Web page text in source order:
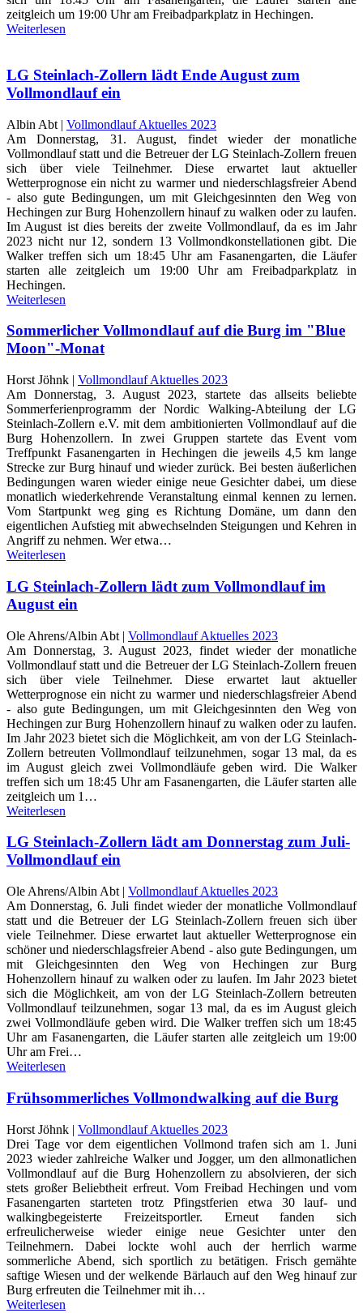
zeitgleich um 19:00 Uhr am Freibadparkplatz in Hechingen.
Weiterlesen
LG Steinlach-Zollern lädt Ende August zum
Vollmondlauf ein
Albin Abt | Vollmondlauf Aktuelles 2023
Am Donnerstag, 31. August, findet wieder der monatliche
Vollmondlauf statt und die Betreuer der LG Steinlach-Zollern freuen
sich über viele Teilnehmer. Diese erwartet laut aktueller
Wetterprognose ein nicht zu warmer und niederschlagsfreier Abend
- also gute Bedingungen, um mit Gleichgesinnten den Weg von
Hechingen zur Burg Hohenzollern hinauf zu walken oder zu laufen.
Im August ist dies bereits der zweite Vollmondlauf, da es im Jahr
2023 nicht nur 12, sondern 13 Vollmondkonstellationen gibt. Die
Walker treffen sich um 18:45 Uhr am Fasanengarten, die Läufer
starten alle zeitgleich um 19:00 Uhr am Freibadparkplatz in
Hechingen.
Weiterlesen
Sommerlicher Vollmondlauf auf die Burg im "Blue
Moon"-Monat
Horst Jöhnk | Vollmondlauf Aktuelles 2023
Am Donnerstag, 3. August 2023, startete das allseits beliebte
Sommerferienprogramm der Nordic Walking-Abteilung der LG
Steinlach-Zollern e.V. mit dem ambitionierten Vollmondlauf auf die
Burg Hohenzollern. In zwei Gruppen startete das Event vom
Treffpunkt Fasanengarten in Hechingen die jeweils 4,5 km lange
Strecke zur Burg hinauf und wieder zurück. Bei besten äußerlichen
Bedingungen waren wieder einige neue Gesichter dabei, um diese
monatlich wiederkehrende Veranstaltung einmal kennen zu lernen.
Vom Startpunkt weg ging es Richtung Domäne, um dann den
eigentlichen Aufstieg mit abwechselnden Steigungen und Kehren in
Angriff zu nehmen. Wer etwa…
Weiterlesen
LG Steinlach-Zollern lädt zum Vollmondlauf im
August ein
Ole Ahrens/Albin Abt | Vollmondlauf Aktuelles 2023
Am Donnerstag, 3. August 2023, findet wieder der monatliche
Vollmondlauf statt und die Betreuer der LG Steinlach-Zollern freuen
sich über viele Teilnehmer. Diese erwartet laut aktueller
Wetterprognose ein nicht zu warmer und niederschlagsfreier Abend
- also gute Bedingungen, um mit Gleichgesinnten den Weg von
Hechingen zur Burg Hohenzollern hinauf zu walken oder zu laufen.
Im Jahr 2023 bietet sich die Möglichkeit, am von der LG Steinlach-
Zollern betreuten Vollmondlauf teilzunehmen, sogar 13 mal, da es
im August gleich zwei Vollmondläufe geben wird. Die Walker
treffen sich um 18:45 Uhr am Fasanengarten, die Läufer starten alle
zeitgleich um 1…
Weiterlesen
LG Steinlach-Zollern lädt am Donnerstag zum Juli-
Vollmondlauf ein
Ole Ahrens/Albin Abt | Vollmondlauf Aktuelles 2023
Am Donnerstag, 6. Juli findet wieder der monatliche Vollmondlauf
statt und die Betreuer der LG Steinlach-Zollern freuen sich über
viele Teilnehmer. Diese erwartet laut aktueller Wetterprognose ein
schöner und niederschlagsfreier Abend - also gute Bedingungen, um
mit Gleichgesinnten den Weg von Hechingen zur Burg
Hohenzollern hinauf zu walken oder zu laufen. Im Jahr 2023 bietet
sich die Möglichkeit, am von der LG Steinlach-Zollern betreuten
Vollmondlauf teilzunehmen, sogar 13 mal, da es im August gleich
zwei Vollmondläufe geben wird. Die Walker treffen sich um 18:45
Uhr am Fasanengarten, die Läufer starten alle zeitgleich um 19:00
Uhr am Frei…
Weiterlesen
Frühsommerliches Vollmondwalking auf die Burg
Horst Jöhnk | Vollmondlauf Aktuelles 2023
Drei Tage vor dem eigentlichen Vollmond trafen sich am 1. Juni
2023 wieder zahlreiche Walker und Jogger, um den allmonatlichen
Vollmondlauf auf die Burg Hohenzollern zu absolvieren, der sich
stets großer Beliebtheit erfreut. Vom Freibad Hechingen und vom
Fasanengarten starteten trotz Pfingstferien etwa 30 lauf- und
walkingbegeisterte Freizeitsportler. Erneut fanden sich
erfreulicherweise wieder einige neue Gesichter unter den
Teilnehmern. Dabei lockte wohl auch der herrlich warme
sommerliche Abend, sich sportlich zu betätigen. Frisch gemähte
saftige Wiesen und der welkende Bärlauch auf den Weg hinauf zur
Burg erfreuten die Teilnehmer mit ih…
Weiterlesen